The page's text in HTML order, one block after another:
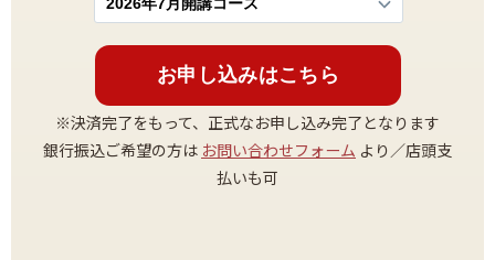
※決済完了をもって、正式なお申し込み完了となります
銀行振込ご希望の方は お問い合わせフォーム より／店頭支
払いも可